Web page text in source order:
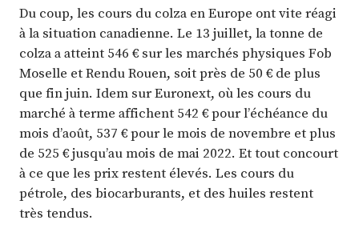
Du coup, les cours du colza en Europe ont vite réagi
à la situation canadienne. Le 13 juillet, la tonne de
colza a atteint 546 € sur les marchés physiques Fob
Moselle et Rendu Rouen, soit près de 50 € de plus
que fin juin. Idem sur Euronext, où les cours du
marché à terme affichent 542 € pour l’échéance du
mois d’août, 537 € pour le mois de novembre et plus
de 525 € jusqu’au mois de mai 2022. Et tout concourt
à ce que les prix restent élevés. Les cours du
pétrole, des biocarburants, et des huiles restent
très tendus.